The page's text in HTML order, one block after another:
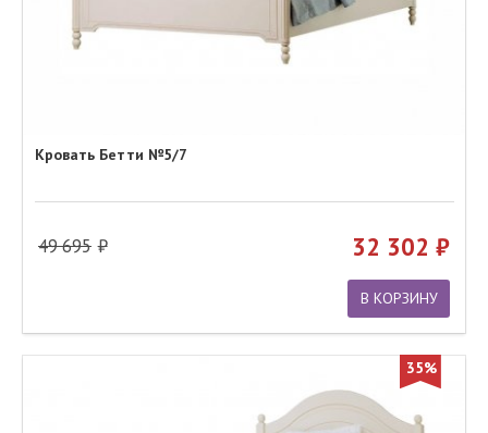
Кровать Бетти №5/7
49 695 32 302
В КОРЗИНУ
35%